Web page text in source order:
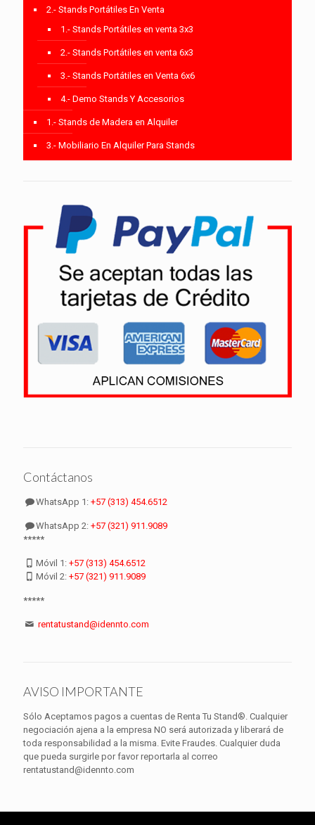
2.- Stands Portátiles En Venta
1.- Stands Portátiles en venta 3x3
2.- Stands Portátiles en venta 6x3
3.- Stands Portátiles en Venta 6x6
4.- Demo Stands Y Accesorios
1.- Stands de Madera en Alquiler
3.- Mobiliario En Alquiler Para Stands
Contáctanos
WhatsApp 1:+57 (313) 454.6512
WhatsApp 2:+57 (321) 911.9089
*****
Móvil 1:+57 (313) 454.6512
Móvil 2:+57 (321) 911.9089
*****
rentatustand@idennto.com
AVISO IMPORTANTE
Sólo Aceptamos pagos a cuentas de Renta Tu Stand®. Cualquier
negociación ajena a la empresa NO será autorizada y liberará de
toda responsabilidad a la misma. Evite Fraudes. Cualquier duda
que pueda surgirle por favor reportarla al correo
rentatustand@idennto.com